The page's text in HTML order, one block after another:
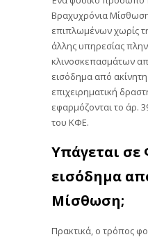
Βραχυχρόνια
επιπλωμένων χωρίς
άλλης υπηρεσίας
κλινοσκεπασμάτων
εισόδημα από
επιχειρηματική
εφαρμόζονται το άρ.
του ΚΦΕ.
Υπάγεται σε
εισόδημα
Μίσθωση;
Πρακτικά, ο τρόπος